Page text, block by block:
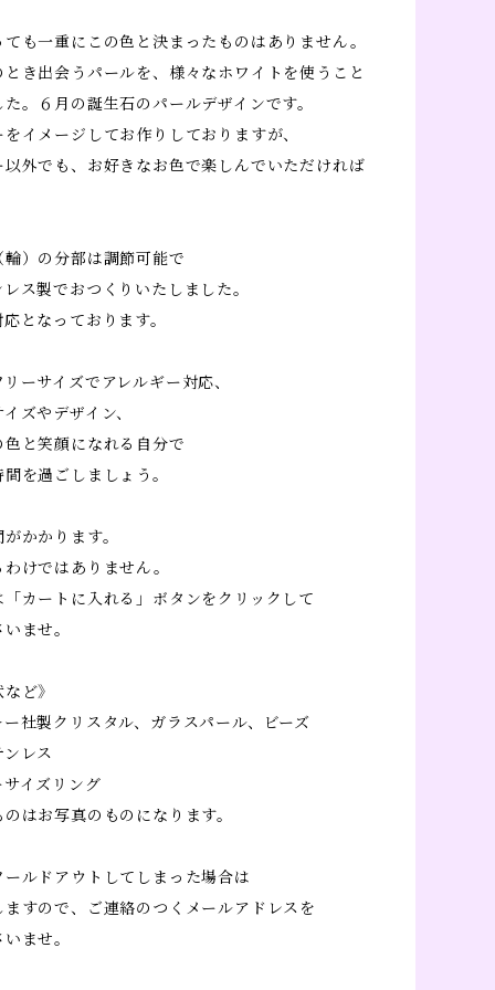
も一重にこの色と決まったものはありません。
き出会うパールを、様々なホワイトを使うこと
。６月の誕生石のパールデザインです。
イメージしてお作りしておりますが、
外でも、お好きなお色で楽しんでいただければ
）の分部は調節可能で
ス製でおつくりいたしました。
となっております。
ーサイズでアレルギー対応、
ズやデザイン、
と笑顔になれる自分で
を過ごしましょう。
かかります。
けではありません。
カートに入れる」ボタンをクリックして
ませ。
ど》
社製クリスタル、ガラスパール、ビーズ
レス
イズリング
はお写真のものになります。
ルドアウトしてしまった場合は
すので、ご連絡のつくメールアドレスを
ませ。